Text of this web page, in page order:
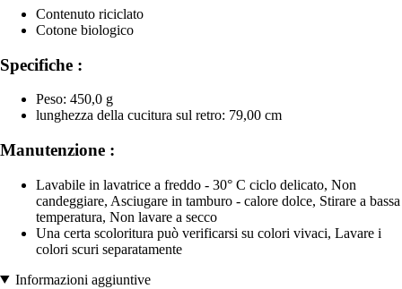
Contenuto riciclato
Cotone biologico
Specifiche :
Peso: 450,0 g
lunghezza della cucitura sul retro: 79,00 cm
Manutenzione :
Lavabile in lavatrice a freddo - 30° C ciclo delicato, Non
candeggiare, Asciugare in tamburo - calore dolce, Stirare a bassa
temperatura, Non lavare a secco
Una certa scoloritura può verificarsi su colori vivaci, Lavare i
colori scuri separatamente
Informazioni aggiuntive